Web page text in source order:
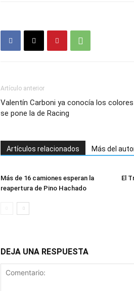
Artículo anterior
Valentín Carboni ya conocía los
se pone la de Racing
Artículos relacionados Más del
Más de 16 camiones esperan la
reapertura de Pino Hachado
El
DEJA UNA RESPUESTA